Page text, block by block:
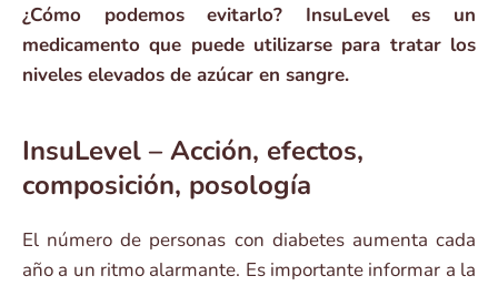
¿Cómo podemos evitarlo? InsuLevel es un
medicamento que puede utilizarse para tratar los
niveles elevados de azúcar en sangre.
InsuLevel – Acción, efectos,
composición, posología
El número de personas con diabetes aumenta cada
año a un ritmo alarmante. Es importante informar a la